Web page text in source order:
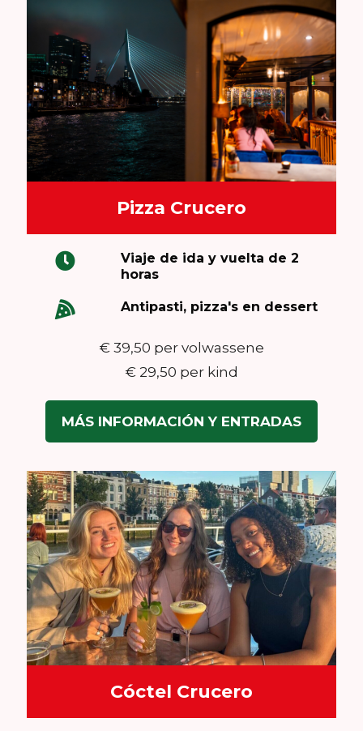
Pizza Crucero
Viaje de ida y vuelta de 2
horas
Antipasti, pizza's en dessert
€ 39,50 per volwassene
€ 29,50 per kind
MÁS INFORMACIÓN Y ENTRADAS
Cóctel Crucero